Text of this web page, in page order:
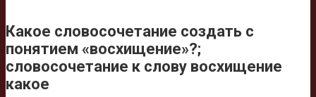
Какое словосочетание создать с
понятием «восхищение»?;
словосочетание к слову восхищение
какое